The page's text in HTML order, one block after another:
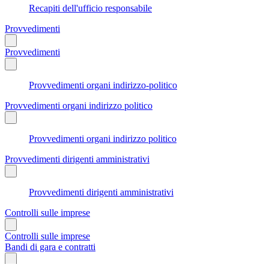
Recapiti dell'ufficio responsabile
Provvedimenti
Provvedimenti
Provvedimenti organi indirizzo-politico
Provvedimenti organi indirizzo politico
Provvedimenti organi indirizzo politico
Provvedimenti dirigenti amministrativi
Provvedimenti dirigenti amministrativi
Controlli sulle imprese
Controlli sulle imprese
Bandi di gara e contratti